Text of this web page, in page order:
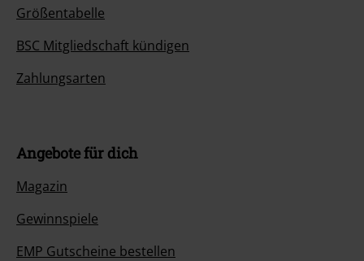
Größentabelle
BSC Mitgliedschaft kündigen
Zahlungsarten
Angebote für dich
Magazin
Gewinnspiele
EMP Gutscheine bestellen